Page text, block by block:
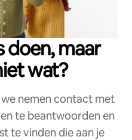
doen, maar
wat?
nemen contact met
te beantwoorden en
te vinden die aan je